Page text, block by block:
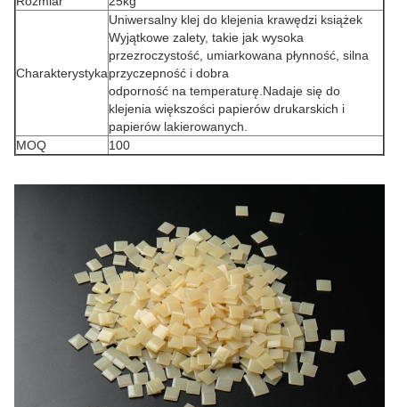
Charakterystyka
Uniwersalny klej do klejenia krawędzi książek
Wyjątkowe zalety, takie jak wysoka
przezroczystość, umiarkowana płynność, silna
przyczepność i dobra
odporność na temperaturę.Nadaje się do
klejenia większości papierów drukarskich i
papierów lakierowanych.
MOQ
100